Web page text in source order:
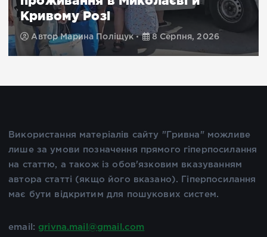
Кривому Розі
АвторМарина Поліщук 8 Серпня, 2026
Використання матеріалів сайту "Гривна" можливе
лише за умови позначення прямого гіперпосилання
на статтю, а також із обов'язковим вказуванням
автора статті (якщо його вказано). Гіперпосилання
має бути відкритим для пошукових систем.
email: grivna.mail@gmail.com